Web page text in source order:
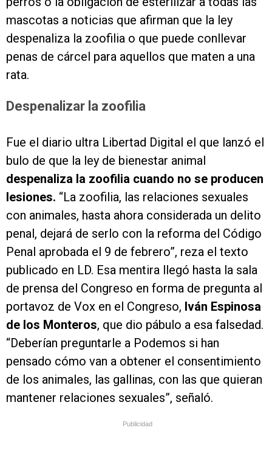
mascotas a noticias que afirman que la ley
despenaliza la zoofilia o que puede conllevar
penas de cárcel para aquellos que maten a una
rata.
Despenalizar la zoofilia
Fue el diario ultra Libertad Digital el que lanzó el
bulo de que la ley de bienestar animal
despenaliza la zoofilia cuando no se producen
lesiones. “La zoofilia, las relaciones sexuales
con animales, hasta ahora considerada un delito
penal, dejará de serlo con la reforma del Código
Penal aprobada el 9 de febrero”, reza el texto
publicado en LD. Esa mentira llegó hasta la sala
de prensa del Congreso en forma de pregunta al
portavoz de Vox en el Congreso, Iván Espinosa
de los Monteros, que dio pábulo a esa falsedad.
“Deberían preguntarle a Podemos si han
pensado cómo van a obtener el consentimiento
de los animales, las gallinas, con las que quieran
mantener relaciones sexuales”, señaló.
Publicidad